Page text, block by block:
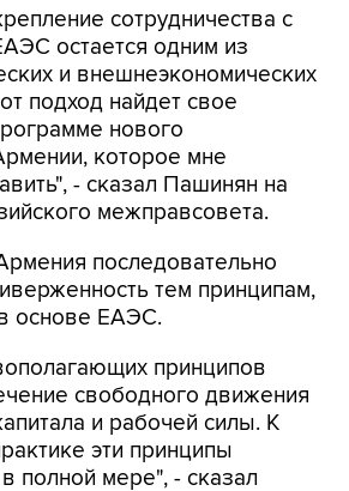
и внешнеэкономических
подход найдет свое
нового
которое мне
- сказал Пашинян на
межправсовета.
последовательно
основе ЕАЭС.
принципов
и рабочей силы. К
эти принципы
полной мере", - сказал